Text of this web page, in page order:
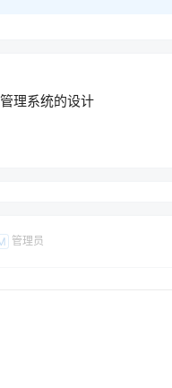
理系统的设计
管理员